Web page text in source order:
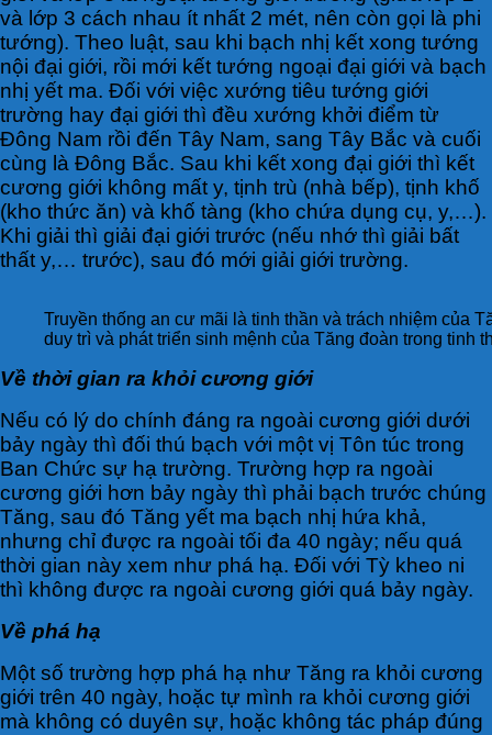
và lớp 3 cách nhau ít nhất 2 mét, nên còn gọi là phi
tướng). Theo luật, sau khi bạch nhị kết xong tướng
nội đại giới, rồi mới kết tướng ngoại đại giới và bạch
nhị yết ma. Đối với việc xướng tiêu tướng giới
trường hay đại giới thì đều xướng khởi điểm từ
Đông Nam rồi đến Tây Nam, sang Tây Bắc và cuối
cùng là Đông Bắc. Sau khi kết xong đại giới thì kết
cương giới không mất y, tịnh trù (nhà bếp), tịnh khố
(kho thức ăn) và khố tàng (kho chứa dụng cụ, y,…).
Khi giải thì giải đại giới trước (nếu nhớ thì giải bất
thất y,… trước), sau đó mới giải giới trường.
Truyền thống an cư mãi là tinh thần và trách nhiệm của
duy trì và phát triển sinh mệnh của Tăng đoàn trong tinh
Về thời gian ra khỏi cương giới
Nếu có lý do chính đáng ra ngoài cương giới dưới
bảy ngày thì đối thú bạch với một vị Tôn túc trong
Ban Chức sự hạ trường. Trường hợp ra ngoài
cương giới hơn bảy ngày thì phải bạch trước chúng
Tăng, sau đó Tăng yết ma bạch nhị hứa khả,
nhưng chỉ được ra ngoài tối đa 40 ngày; nếu quá
thời gian này xem như phá hạ. Đối với Tỳ kheo ni
thì không được ra ngoài cương giới quá bảy ngày.
Về phá hạ
Một số trường hợp phá hạ như Tăng ra khỏi cương
giới trên 40 ngày, hoặc tự mình ra khỏi cương giới
mà không có duyên sự, hoặc không tác pháp đúng